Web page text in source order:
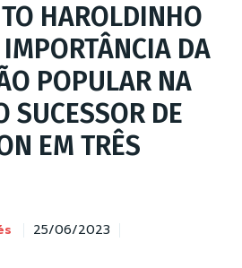
HAROLDINHO
IMPORTÂNCIA DA
POPULAR NA
SUCESSOR DE
EM TRÊS
25/06/2023